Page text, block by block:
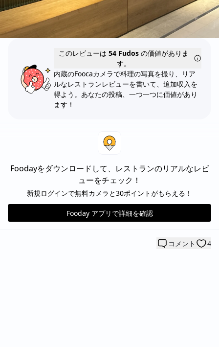
このレビューは54 Fudos の価値がありま
す。
内蔵のFoocaカメラで料理の写真を撮り、リア
ルなレストランレビューを書いて、追加収入を
得よう。あなたの投稿、一つ一つに価値があり
ます！
Foodayをダウンロードして、レストランのリアルなレビ
ューをチェック！
新規ログインで無料カメラと30ポイントがもらえる！
Fooday アプリで詳細を確認
コメント 4